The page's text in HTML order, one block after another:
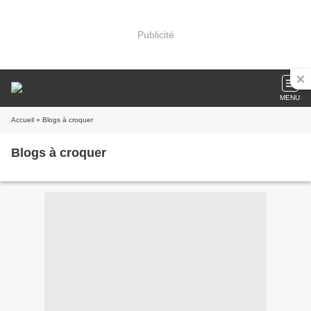
Publicité
MENU
Accueil » Blogs à croquer
Blogs à croquer